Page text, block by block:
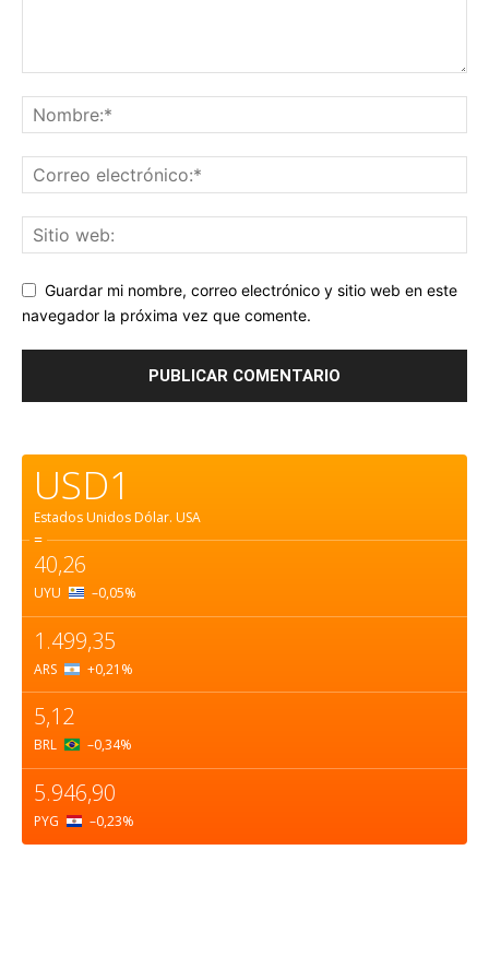
Guardar mi nombre, correo electrónico y sitio web en este
navegador la próxima vez que comente.
USD1
Estados Unidos Dólar. USA
=
40,26
UYU –0,05%
1.499,35
ARS +0,21 %
5,12
BRL –0,34%
5.946,90
PYG –0,23%